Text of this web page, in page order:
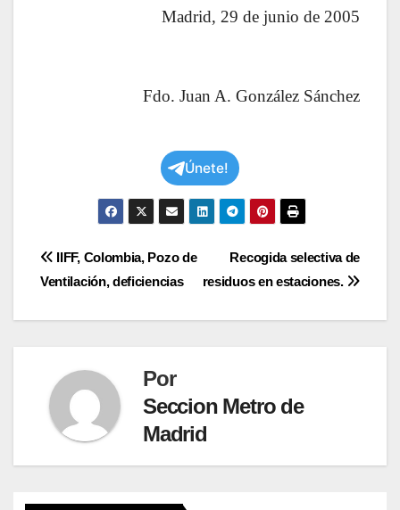
Madrid, 29 de junio de 2005
Fdo. Juan A. González Sánchez
Únete!
Navegación
Recogida selectiva de
residuos en estaciones.
IIFF, Colombia, Pozo de
Ventilación, deficiencias
Por
Seccion Metro de
Madrid